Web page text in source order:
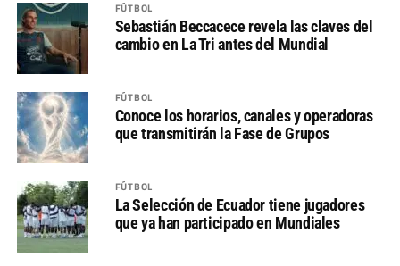
FÚTBOL
Sebastián Beccacece revela las claves del
cambio en La Tri antes del Mundial
FÚTBOL
Conoce los horarios, canales y operadoras
que transmitirán la Fase de Grupos
FÚTBOL
La Selección de Ecuador tiene jugadores
que ya han participado en Mundiales